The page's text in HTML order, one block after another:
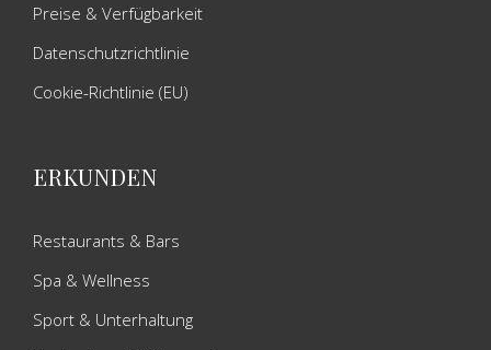
Preise & Verfügbarkeit
Datenschutzrichtlinie
Cookie-Richtlinie (EU)
ERKUNDEN
Restaurants & Bars
Spa & Wellness
Sport & Unterhaltung